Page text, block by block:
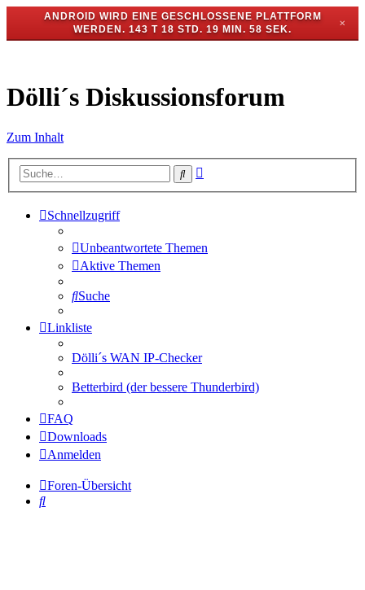
ANDROID WIRD EINE GESCHLOSSENE PLATTFORM
WERDEN. 143 T 18 STD. 19 MIN. 58 SEK.
✕
Dölli´s Diskussionsforum
Zum Inhalt
Suche
Schnellzugriff
Unbeantwortete Themen
Aktive Themen
Suche
Linkliste
Dölli´s WAN IP-Checker
Betterbird (der bessere Thunderbird)
FAQ
Downloads
Anmelden
Foren-Übersicht
Suche